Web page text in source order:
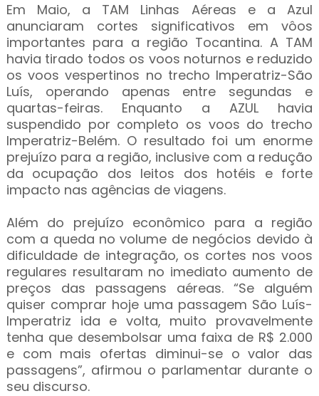
Em Maio, a TAM Linhas Aéreas e a Azul
anunciaram cortes significativos em vôos
importantes para a região Tocantina. A TAM
havia tirado todos os voos noturnos e reduzido
os voos vespertinos no trecho Imperatriz-São
Luís, operando apenas entre segundas e
quartas-feiras. Enquanto a AZUL havia
suspendido por completo os voos do trecho
Imperatriz-Belém. O resultado foi um enorme
prejuízo para a região, inclusive com a redução
da ocupação dos leitos dos hotéis e forte
impacto nas agências de viagens.
Além do prejuízo econômico para a região
com a queda no volume de negócios devido à
dificuldade de integração, os cortes nos voos
regulares resultaram no imediato aumento de
preços das passagens aéreas. “Se alguém
quiser comprar hoje uma passagem São Luís-
Imperatriz ida e volta, muito provavelmente
tenha que desembolsar uma faixa de R$ 2.000
e com mais ofertas diminui-se o valor das
passagens”, afirmou o parlamentar durante o
seu discurso.